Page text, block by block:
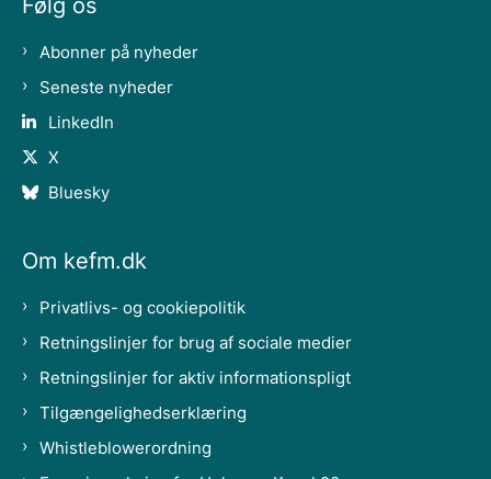
Abonner på nyheder
Seneste nyheder
LinkedIn
X
Bluesky
Om kefm.dk
Privatlivs- og cookiepolitik
Retningslinjer for brug af sociale medier
Retningslinjer for aktiv informationspligt
Tilgængelighedserklæring
Whistleblowerordning